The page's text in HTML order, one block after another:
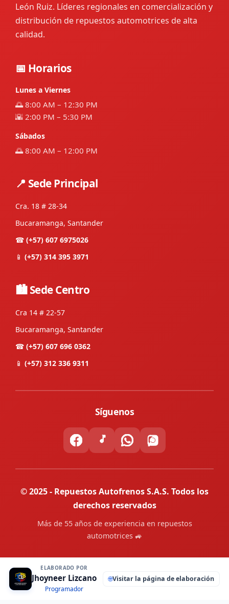
León Ruiz. Líderes regionales en comercialización y
distribución de repuestos automotrices de alta
calidad.
📅 Horarios
Lunes a Viernes
🌅 8:00 AM – 12:30 PM
🌇 2:00 PM – 5:30 PM
Sábados
🌅 8:00 AM – 12:00 PM
📍 Sede Principal
Cra. 18 # 28-34
Bucaramanga, Santander
☎ (+57) 607 6975026
📱 (+57) 314 395 3971
🏙 Sede Centro
Cra 14 # 22-57
Bucaramanga, Santander
☎ (+57) 607 696 0362
📱 (+57) 312 336 9311
Síguenos
© 2025 - Repuestos Autofrenos S.A.S. Todos los
derechos reservados
Más de 55 años de experiencia en repuestos
automotrices 🚙
ELABORADO POR
Jhoyneer Lizcano
Programador
🌐Visitar la página de elaboración